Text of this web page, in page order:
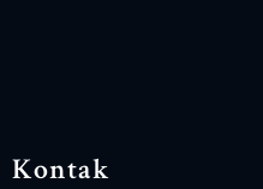
Kontak